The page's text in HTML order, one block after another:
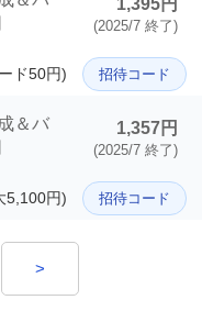
1,395円
(2025/7 終了)
ド50円) 招待コード
＆バ
1,357円
(2025/7 終了)
5,100円) 招待コード
>